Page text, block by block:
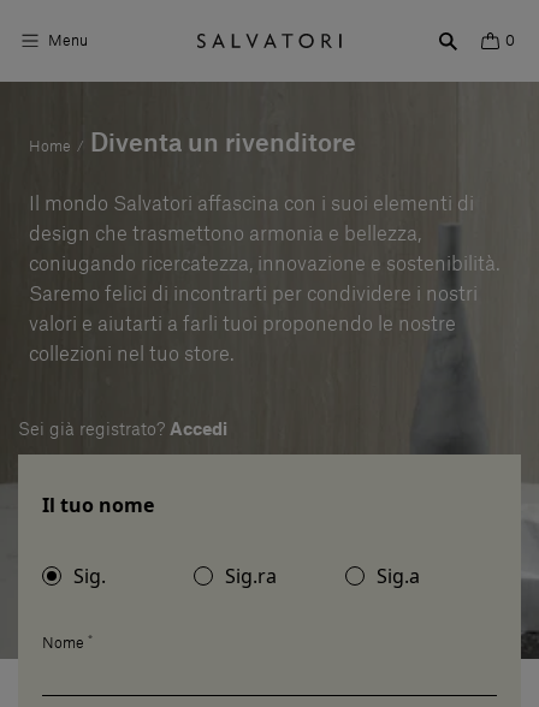
Menu 0
Superfici
Arredo casa
Ambienti
Shop the Look
Chi siamo
Vieni a trovarci
Home / Diventa un rivenditore
Il mondo Salvatori affascina con i suoi elementi di
design che trasmettono armonia e bellezza,
coniugando ricercatezza, innovazione e sostenibilità.
Saremo felici di incontrarti per condividere i nostri
valori e aiutarti a farli tuoi proponendo le nostre
collezioni nel tuo store.
Sei già registrato? Accedi
Il tuo nome
Sig. Sig.ra Sig.a
Nome *